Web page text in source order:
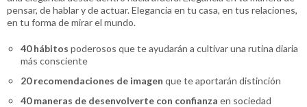
pensar, de hablar y de actuar. Elegancia en tu casa, en tus relaciones,
en tu forma de mirar el mundo.
40 hábitos poderosos que te ayudarán a cultivar una rutina diaria
más consciente
20 recomendaciones de imagen que te aportarán distinción
40 maneras de desenvolverte con confianza en sociedad